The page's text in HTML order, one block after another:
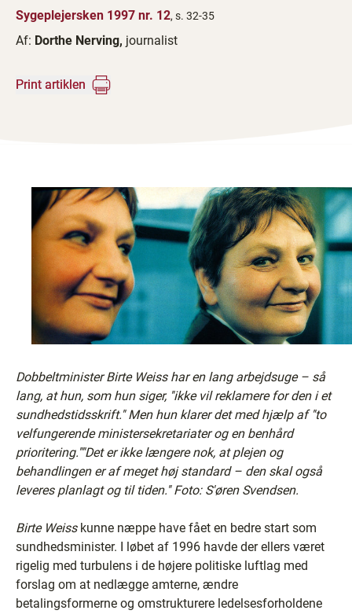
Sygeplejersken 1997 nr. 12, s. 32-35
Af: Dorthe Nerving, journalist
Print artiklen
Dobbeltminister Birte Weiss har en lang arbejdsuge – så
lang, at hun, som hun siger, ''ikke vil reklamere for den i et
sundhedstidsskrift.'' Men hun klarer det med hjælp af ''to
velfungerende ministersekretariater og en benhård
prioritering.''''Det er ikke længere nok, at plejen og
behandlingen er af meget høj standard – den skal også
leveres planlagt og til tiden.'' Foto: S'øren Svendsen.
Birte Weisskunne næppe have fået en bedre start som
sundhedsminister. I løbet af 1996 havde der ellers været
rigelig med turbulens i de højere politiske luftlag med
forslag om at nedlægge amterne, ændre
betalingsformerne og omstrukturere ledelsesforholdene